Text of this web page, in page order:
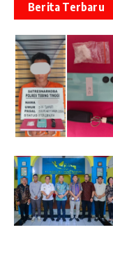
Berita Terbaru